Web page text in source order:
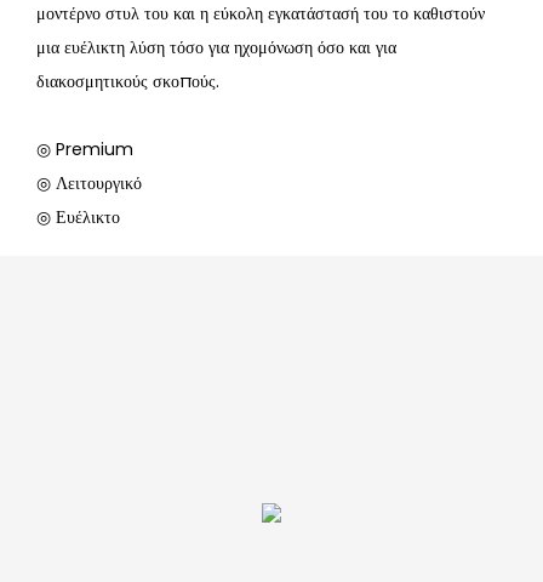
μοντέρνο στυλ του και η εύκολη εγκατάστασή του το καθιστούν
μια ευέλικτη λύση τόσο για ηχομόνωση όσο και για
διακοσμητικούς σκοπούς.
◎ Premium
◎ Λειτουργικό
◎ Ευέλικτο